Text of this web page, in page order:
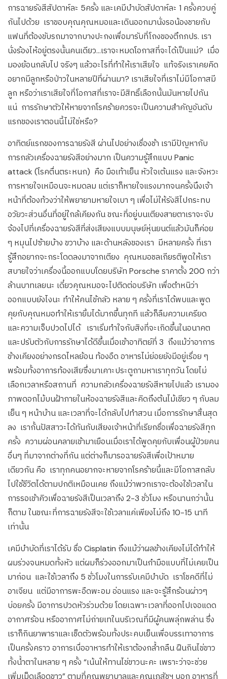
การฉายรังสีสัปดาห์ละ 5ครั้ง และเคมีบำบัดสัปดาห์ละ 1 ครั้งควบคู่
กันไปด้วย เราขอบคุณคุณหมอและเดินออกมานั่งรอน้องชายกับ
แฟนที่ต้องขับรถมาจากบางปะกงเพื่อมารับที่โถงของตึกภปร. เรา
นั่งร้องไห้อยู่ตรงนั้นคนเดียว…เราจะหมดโอกาสที่จะได้เป็นแม่? เมื่อ
มองย้อนกลับไป จริงๆ แล้วอะไรที่ทำให้เราเสียใจ แท้จริงเราเคยคิด
อยากมีลูกหรือป่าวในหลายปีที่ผ่านมา? เราเสียใจที่เราไม่มีโอกาสมี
ลูก หรือว่าเราเสียใจที่โอกาสที่เราจะมีสิทธิ์เลือกนั้นมันหายไปกัน
แน่ การรักษาตัวให้หายจากโรคร้ายควรจะเป็นความสำคัญอันดับ
แรกของเราตอนนี้ไม่ใช่หรือ?
อาทิตย์แรกของการฉายรังสี ผ่านไปอย่างเชื่องช้า เรามีปัญหากับ
การกลัวเครื่องฉายรังสีอย่างมาก เป็นความรู้สึกแบบ Panic
attack (โรคตื่นตระหนก) คือ มือเท้าเย็น หัวใจเต้นแรง และจังหวะ
การหายใจเหมือนจะหมดลม แต่เราก็หายใจแรงมากจนครั้งนึงเจ้า
หน้าที่ต้องท้วงว่าให้พยายามหายใจเบา ๆ เพื่อไม่ให้รังสีไปกระทบ
อวัยวะส่วนอื่นที่อยู่ใกล้เคียงกัน ขณะที่อยู่บนเตียงสายตาเราจะจับ
จ้องไปที่เครื่องฉายรังสีที่ส่งเสียงแบบมนุษย์หุ่นยนต์แล้วมันก็ค่อย
ๆ หมุนไปซ้ายบ้าง ขวาบ้าง และด้านหลังของเรา มีหลายครั้ง ที่เรา
รู้สึกอยากจะกระโดดลงมาจากเตียง คุณหมอชลเกียรติพูดให้เรา
สบายใจว่าเครื่องนี้ออกแบบโดยบริษัท Porsche ราคาตั้ง 200 กว่า
ล้านบาทเลยนะ เดี๋ยวคุณหมอจะไปติดต่อบริษัท เพื่อตำหนิว่า
ออกแบบยังไงนะ ทำให้คนไข้กลัว หลาย ๆ ครั้งที่เราได้พบและพูด
คุยกับคุณหมอทำให้เรายิ้มได้มากขึ้นทุกที แล้วก็ลืมความเครียด
และความเจ็บปวดไปได้ เราเริ่มทำใจกับสิงที่จะเกิดขึ้นในอนาคต
และปรับตัวกับการรักษาได้ดีขึ้นเมื่อเข้าอาทิตย์ที่ 3 ถึงแม้ว่าอาการ
ข้างเคียงอย่างกรดไหลย้อน ท้องอืด อาหารไม่ย่อยยังมีอยู่เรื่อย ๆ
พร้อมทั้งอาการท้องเสียซึ่งมาเคาะประตูถามหาเราทุกวัน โดยไม่
เลือกเวลาหรือสถานที่ ความกลัวเครื่องฉายรังสีหายไปแล้ว เรามอง
ภาพดอกไม้บนฝ้าภายในห้องฉายรังสีและคิดถึงต้นไม้เขียว ๆ กับลม
เย็น ๆ หน้าบ้าน และเวลาที่จะได้กลับไปทำสวน เมื่อการรักษาสิ้นสุด
ลง เรากั้นปัสสาวะได้ทันกับเสียงเจ้าหน้าที่เรียกชื่อเพื่อฉายรังสีทุก
ครั้ง ความผ่อนคลายเข้ามาเยือนเมื่อเราได้พูดคุยกับเพื่อนผู้ป่วยคน
อื่นๆ ที่มาจากต่างที่กัน แต่ต่างก็มารอฉายรังสีเพื่อเป้าหมาย
เดียวกัน คือ เราทุกคนอยากจะหายจากโรคร้ายนี้และมีโอกาสกลับ
ไปใช้ชีวิตได้ตามปกติเหมือนเคย ถึงแม้ว่าพวกเราจะต้องใช้เวลาใน
การรอเข้าคิวเพื่อฉายรังสีเป็นเวลาถึง 2-3 ชั่วโมง หรือนานกว่านั้น
ก็ตาม ในขณะที่การฉายรังสีจะใช้เวลาแค่เพียงไม่ถึง 10-15 นาที
เท่านั้น
เคมีบำบัดที่เราได้รับ ชื่อ Cisplatin ถึงแม้ว่าผลข้างเคียงไม่ได้ทำให้
ผมร่วงจนหมดทั้งหัว แต่ผมก็ร่วงออกมาเป็นกำมือแบบที่ไม่เคยเป็น
มาก่อน และใช้เวลาถึง 5 ชั่วโมงในการรับเคมีบำบัด เราโชคดีที่ไม่
อาเจียน แต่มีอาการพะอืดพะอม อ่อนแรง และจะรู้สึกร้อนผ่าวๆ
บ่อยครั้ง มีอาการปวดหัวร่วมด้วย โดยเฉพาะเวลาที่ออกไปเจอแดด
อากาศร้อน หรืออากาศไม่ถ่ายเทในบริเวณที่มีผู้คนพลุ่กพล่าน ซึ่ง
เราก็กินยาพาราและเช็ดตัวพร้อมทั้งประคบเย็นเพื่อบรรเทาอาการ
เป็นครั้งคราว อาการเบื่ออาหารทำให้เราต้องกล้ำกลืน ฝืนกินไข่ขาว
ทั้งน้ำตาในหลาย ๆ ครั้ง “เน้นให้ทานไข่ขาวนะคะ เพราะว่าจะช่วย
เพิ่มเม็ดเลือดขาว” ตามที่คุณพยาบาลและคุณเภสัชฯ บอก อาหารที่